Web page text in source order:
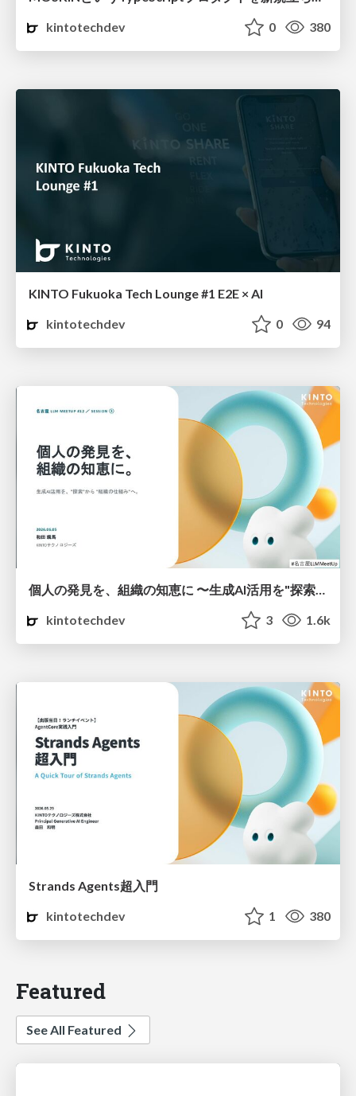
kintotechdev
0 380
KINTO Fukuoka Tech Lounge #1 E2E × AI
kintotechdev
0 94
個人の発見を、組織の知恵に 〜生成AI活用を"探索"から"組織の仕組み"へ〜
kintotechdev
3 1.6k
Strands Agents超入門
kintotechdev
1 380
Featured
See All Featured